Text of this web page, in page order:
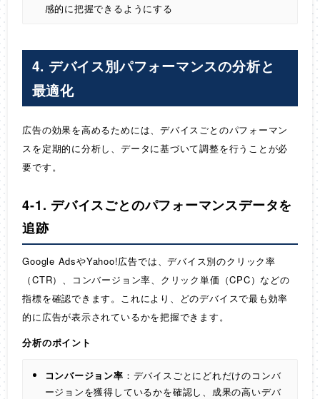
感的に把握できるようにする
4. デバイス別パフォーマンスの分析と
最適化
広告の効果を高めるためには、デバイスごとのパフォーマン
スを定期的に分析し、データに基づいて調整を行うことが必
要です。
4-1. デバイスごとのパフォーマンスデータを
追跡
Google AdsやYahoo!広告では、デバイス別のクリック率
（CTR）、コンバージョン率、クリック単価（CPC）などの
指標を確認できます。これにより、どのデバイスで最も効率
的に広告が表示されているかを把握できます。
分析のポイント
コンバージョン率 ：デバイスごとにどれだけのコンバ
ージョンを獲得しているかを確認し、成果の高いデバ